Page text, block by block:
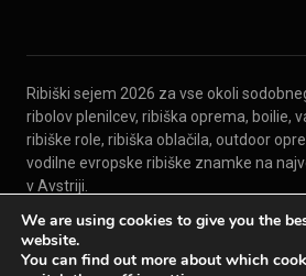
We are using cookies to give you the
website.
You can find out more about which
Ribiški sejem 2026 za vse okoli
ribolov plenilcev, ribiška oprema, boilie,
ribiške role, ribiška oblačila, outdoor
vodilne evropske ribiške znamke na
v Avstriji.
© 2026 Carp Austria
Za razstavljavce
Kontakt